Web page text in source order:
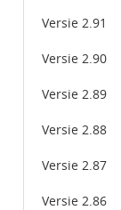
Versie 2.91
Versie 2.90
Versie 2.89
Versie 2.88
Versie 2.87
Versie 2.86